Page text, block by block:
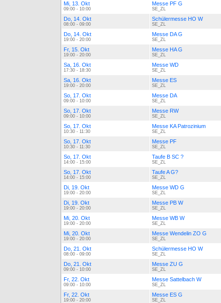
Mi, 13. Okt
09:00 - 10:00
Messe PF G
SE_ZL
Do, 14. Okt
08:00 - 09:00
Schülermesse HO W
SE_ZL
Do, 14. Okt
19:00 - 20:00
Messe DA G
SE_ZL
Fr, 15. Okt
19:00 - 20:00
Messe HA G
SE_ZL
Sa, 16. Okt
17:30 - 18:30
Messe WD
SE_ZL
Sa, 16. Okt
19:00 - 20:00
Messe ES
SE_ZL
So, 17. Okt
09:00 - 10:00
Messe DA
SE_ZL
So, 17. Okt
09:00 - 10:00
Messe RW
SE_ZL
So, 17. Okt
10:30 - 11:30
Messe KA Patrozinium
SE_ZL
So, 17. Okt
10:30 - 11:30
Messe PF
SE_ZL
So, 17. Okt
14:00 - 15:00
Taufe B SC ?
SE_ZL
So, 17. Okt
14:00 - 15:00
Taufe A G?
SE_ZL
Di, 19. Okt
19:00 - 20:00
Messe WD G
SE_ZL
Di, 19. Okt
19:00 - 20:00
Messe PB W
SE_ZL
Mi, 20. Okt
19:00 - 20:00
Messe WB W
SE_ZL
Mi, 20. Okt
19:00 - 20:00
Messe Wendelin ZO G
SE_ZL
Do, 21. Okt
08:00 - 09:00
Schülermesse HO W
SE_ZL
Do, 21. Okt
09:00 - 10:00
Messe ZU G
SE_ZL
Fr, 22. Okt
09:00 - 10:00
Messe Sattelbach W
SE_ZL
Fr, 22. Okt
19:00 - 20:00
Messe ES G
SE_ZL